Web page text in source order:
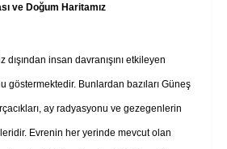
ve Doğum Haritamız
insan davranışını etkileyen
göstermektedir. Bunlardan bazıları Güneş
ay radyasyonu ve gezegenlerin
Evrenin her yerinde mevcut olan